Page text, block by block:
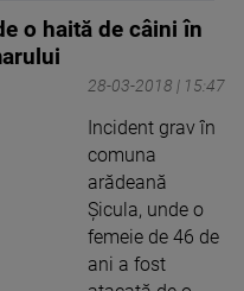
o haită de câini în
28-03-2018 | 15:47
Incident grav în
comuna
arădeană
Șicula, unde o
femeie de 46 de
ani a fost